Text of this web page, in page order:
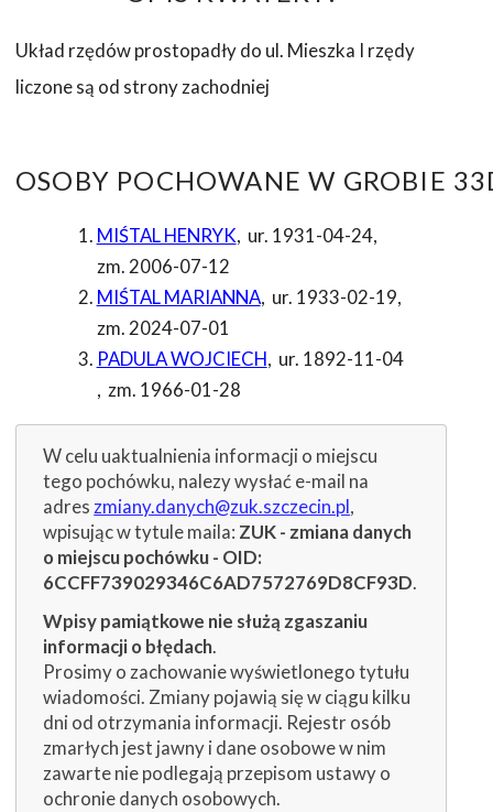
Układ rzędów prostopadły do ul. Mieszka I rzędy
liczone są od strony zachodniej
OSOBY POCHOWANE W GROBIE
MIŚTAL HENRYK, ur. 1931-04-24,
zm. 2006-07-12
MIŚTAL MARIANNA, ur. 1933-02-19,
zm. 2024-07-01
PADULA WOJCIECH, ur. 1892-11-04
, zm. 1966-01-28
W celu uaktualnienia informacji o miejscu
tego pochówku, nalezy wysłać e-mail na
adres zmiany.danych@zuk.szczecin.pl,
wpisując w tytule maila: ZUK - zmiana danych
o miejscu pochówku - OID:
6CCFF739029346C6AD7572769D8CF93D.
Wpisy pamiątkowe nie służą zgaszaniu
informacji o błędach.
Prosimy o zachowanie wyświetlonego tytułu
wiadomości. Zmiany pojawią się w ciągu kilku
dni od otrzymania informacji. Rejestr osób
zmarłych jest jawny i dane osobowe w nim
zawarte nie podlegają przepisom ustawy o
ochronie danych osobowych.